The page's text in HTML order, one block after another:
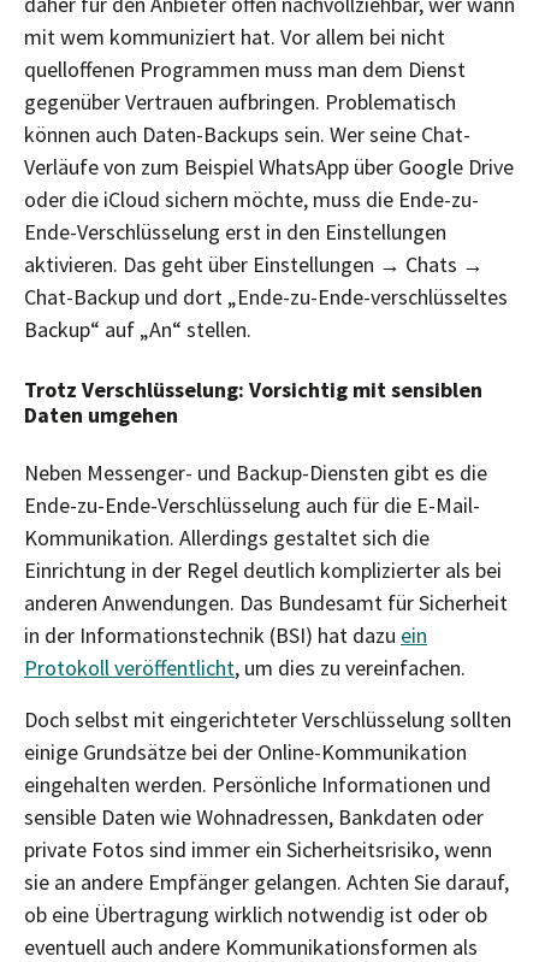
mit wem kommuniziert hat. Vor allem bei nicht
quelloffenen Programmen muss man dem Dienst
gegenüber Vertrauen aufbringen. Problematisch
können auch Daten-Backups sein. Wer seine Chat-
Verläufe von zum Beispiel WhatsApp über Google Drive
oder die iCloud sichern möchte, muss die Ende-zu-
Ende-Verschlüsselung erst in den Einstellungen
aktivieren. Das geht über Einstellungen → Chats →
Chat-Backup und dort „Ende-zu-Ende-verschlüsseltes
Backup“ auf „An“ stellen.
Trotz Verschlüsselung: Vorsichtig mit sensiblen
Daten umgehen
Neben Messenger- und Backup-Diensten gibt es die
Ende-zu-Ende-Verschlüsselung auch für die E-Mail-
Kommunikation. Allerdings gestaltet sich die
Einrichtung in der Regel deutlich komplizierter als bei
anderen Anwendungen. Das Bundesamt für Sicherheit
in der Informationstechnik (BSI) hat dazu ein
Protokoll veröffentlicht, um dies zu vereinfachen.
Doch selbst mit eingerichteter Verschlüsselung sollten
einige Grundsätze bei der Online-Kommunikation
eingehalten werden. Persönliche Informationen und
sensible Daten wie Wohnadressen, Bankdaten oder
private Fotos sind immer ein Sicherheitsrisiko, wenn
sie an andere Empfänger gelangen. Achten Sie darauf,
ob eine Übertragung wirklich notwendig ist oder ob
eventuell auch andere Kommunikationsformen als